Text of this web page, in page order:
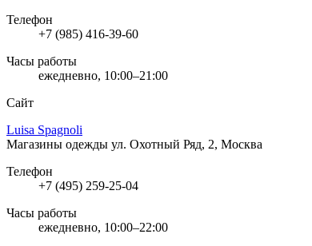
Телефон
+7 (985) 416-39-60
Часы работы
ежедневно, 10:00–21:00
Сайт
Luisa Spagnoli
Магазины одежды ул. Охотный Ряд, 2, Москва
Телефон
+7 (495) 259-25-04
Часы работы
ежедневно, 10:00–22:00